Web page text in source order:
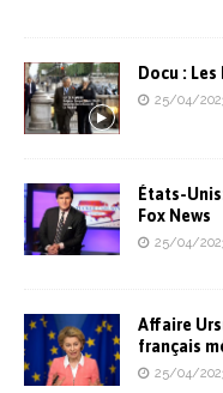
Docu :
25/04/
États-
Fox News
25/04/
Affaire
français
25/04/